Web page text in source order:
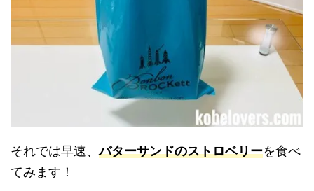
それでは早速、バターサンドのストロベリーを食べ
てみます！